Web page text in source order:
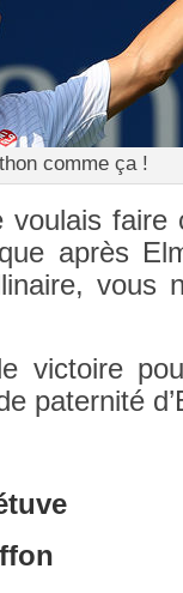
comme ça !
voulais faire
après
vous
vic­toire
pater­nité